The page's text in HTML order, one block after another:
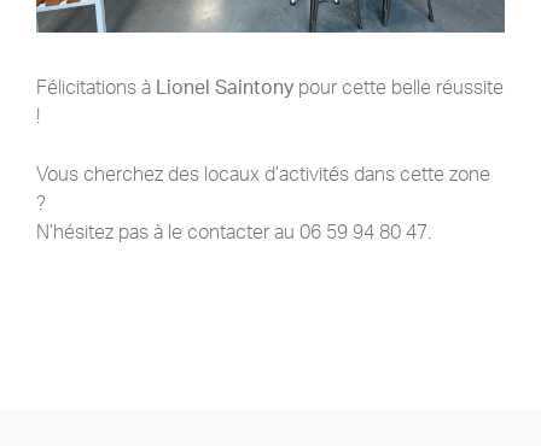
Félicitations à Lionel Saintony pour cette belle réussite
!
Vous cherchez des locaux d’activités dans cette zone
?
N’hésitez pas à le contacter au 06 59 94 80 47.